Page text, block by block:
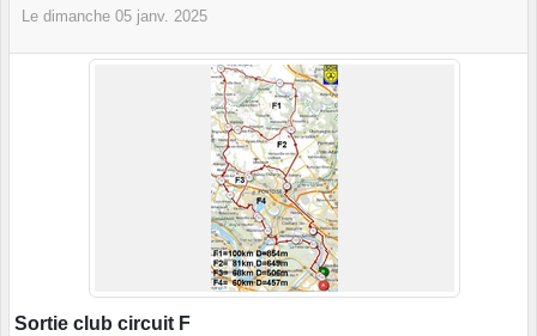
Le dimanche 05 janv. 2025
Sortie club circuit F